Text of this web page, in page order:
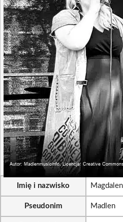
Imię i nazwisko
Pseudonim Madlen